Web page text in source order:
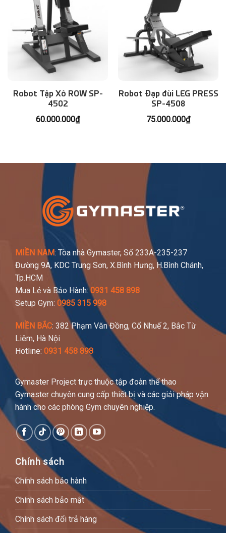
Robot Tập Xô ROW SP-
4502
60.000.000₫
Robot Đạp đùi LEG PRESS
SP-4508
75.000.000₫
MIỀN NAM: Tòa nhà Gymaster, Số 233A-235-237
Đường 9A, KDC Trung Sơn, X.Bình Hưng, H.Bình Chánh,
Tp.HCM
Mua Lẻ và Bảo Hành:0931 458 898
Setup Gym: 0985 315 998
MIỀN BẮC: 382 Phạm Văn Đồng, Cổ Nhuế 2, Bắc Từ
Liêm, Hà Nội
Hotline: 0931 458 898
Gymaster Project trực thuộc tập đoàn thể thao
Gymaster chuyên cung cấp thiết bị và các giải pháp vận
hành cho các phòng Gym chuyên nghiệp.
Chính sách
Chính sách bảo hành
Chính sách bảo mật
Chính sách đổi trả hàng